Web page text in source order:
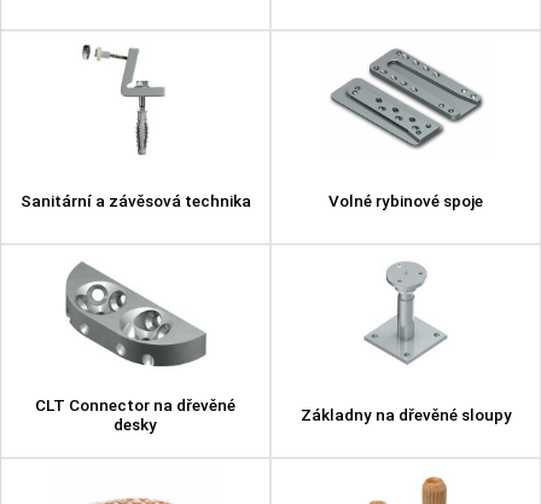
Sanitární a závěsová technika Volné rybinové spoje
CLT Connector na dřevěné
desky
Základny na dřevěné sloupy